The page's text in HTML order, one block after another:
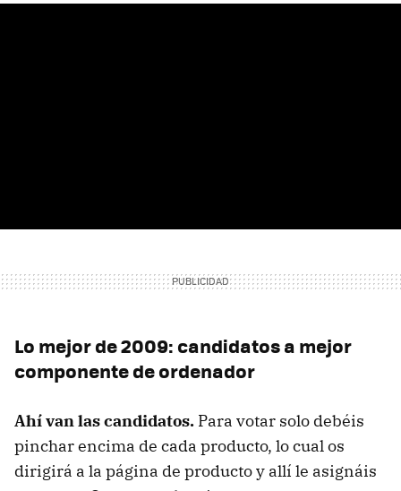
Lo mejor de 2009: candidatos a mejor
componente de ordenador
Ahí van las candidatos. Para votar solo debéis
pinchar encima de cada producto, lo cual os
dirigirá a la página de producto y allí le asignáis